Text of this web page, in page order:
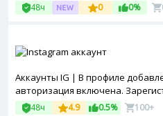
X ip.48ч 0 0%
Аккаунты IG | В профиле
авторизация включена.
48ч 4.9 0.5% 100+